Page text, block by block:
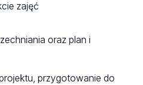
zajęć
oraz plan i
przygotowanie do